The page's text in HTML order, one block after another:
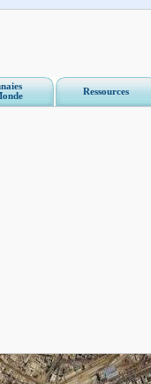
Ressources